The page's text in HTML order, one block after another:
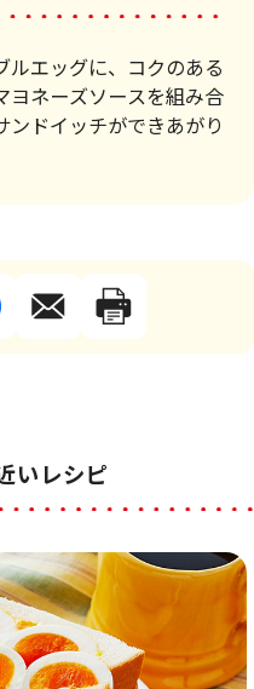
エッグに、コクのある
ヨネーズソースを組み合
ドイッチができあがり
いレシピ